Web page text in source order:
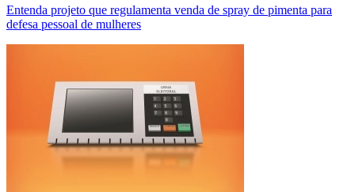
Entenda projeto que regulamenta venda de spray de pimenta para
defesa pessoal de mulheres